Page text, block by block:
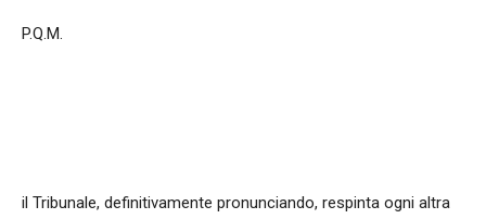
P.Q.M.
il Tribunale, definitivamente pronunciando, respinta ogni altra